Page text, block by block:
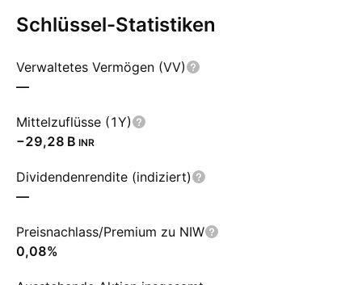
Schlüssel-Statistiken
Verwaltetes Vermögen (VV)
—
Mittelzuflüsse (1Y)
‪−29,28 B‬ INR
Dividendenrendite (indiziert)
—
Preisnachlass/Premium zu NIW
0,08%